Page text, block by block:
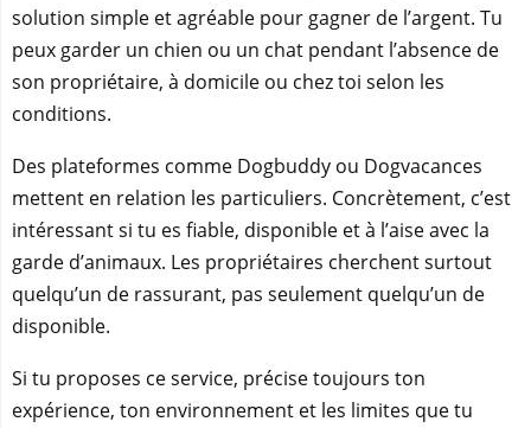
solution simple et agréable pour gagner de l’argent. Tu
peux garder un chien ou un chat pendant l’absence de
son propriétaire, à domicile ou chez toi selon les
conditions.
Des plateformes comme Dogbuddy ou Dogvacances
mettent en relation les particuliers. Concrètement, c’est
intéressant si tu es fiable, disponible et à l’aise avec la
garde d’animaux. Les propriétaires cherchent surtout
quelqu’un de rassurant, pas seulement quelqu’un de
disponible.
Si tu proposes ce service, précise toujours ton
expérience, ton environnement et les limites que tu